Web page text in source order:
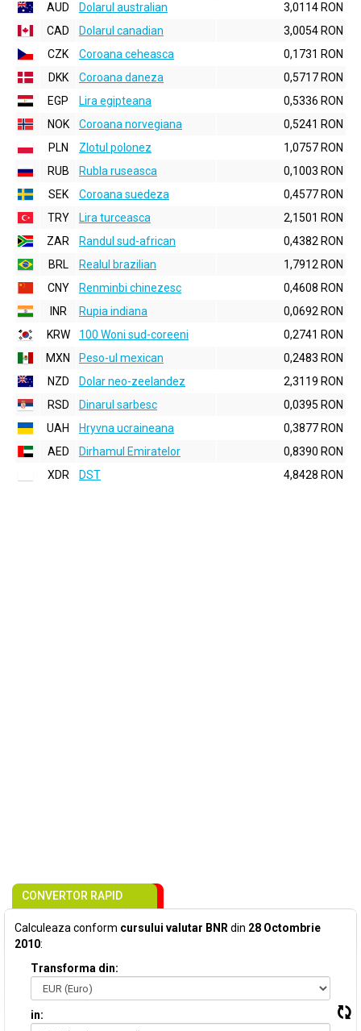
AUD
Dolarul australian
3,0114 RON
CAD
Dolarul canadian
3,0054 RON
CZK
Coroana ceheasca
0,1731 RON
DKK
Coroana daneza
0,5717 RON
EGP
Lira egipteana
0,5336 RON
NOK
Coroana norvegiana
0,5241 RON
PLN
Zlotul polonez
1,0757 RON
RUB
Rubla ruseasca
0,1003 RON
SEK
Coroana suedeza
0,4577 RON
TRY
Lira turceasca
2,1501 RON
ZAR
Randul sud-african
0,4382 RON
BRL
Realul brazilian
1,7912 RON
CNY
Renminbi chinezesc
0,4608 RON
INR
Rupia indiana
0,0692 RON
KRW
100 Woni sud-coreeni
0,2741 RON
MXN
Peso-ul mexican
0,2483 RON
NZD
Dolar neo-zeelandez
2,3119 RON
RSD
Dinarul sarbesc
0,0395 RON
UAH
Hryvna ucraineana
0,3877 RON
AED
Dirhamul Emiratelor
0,8390 RON
XDR
DST 4,8428 RON
CONVERTOR RAPID
Calculeaza conform cursului valutar BNR din 28 Octombrie
2010:
Transforma din:
in: